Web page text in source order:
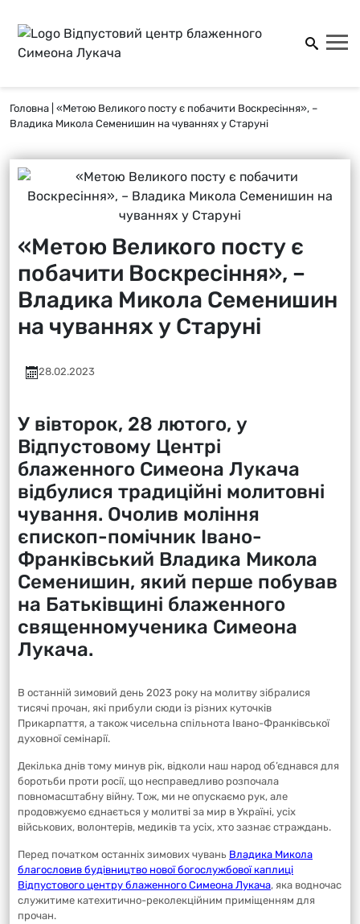
Головна «Метою Великого посту є побачити Воскресіння», –
Владика Микола Семенишин на чуваннях у Старуні
«Метою Великого посту є
побачити Воскресіння», –
Владика Микола Семенишин
на чуваннях у Старуні
28.02.2023
У вівторок, 28 лютого, у
Відпустовому Центрі
блаженного Симеона Лукача
відбулися традиційні молитовні
чування. Очолив моління
єпископ-помічник Івано-
Франківський Владика Микола
Семенишин, який перше побував
на Батьківщині блаженного
священномученика Симеона
Лукача.
В останній зимовий день 2023 року на молитву зібралися
тисячі прочан, які прибули сюди із різних куточків
Прикарпаття, а також чисельна спільнота Івано-Франківської
духовної семінарії.
Декілька днів тому минув рік, відколи наш народ об’єднався для
боротьби проти росії, що несправедливо розпочала
повномасштабну війну. Тож, ми не опускаємо рук, але
продовжуємо єднається у молитві за мир в Україні, усіх
військових, волонтерів, медиків та усіх, хто зазнає страждань.
Перед початком останніх зимових чувань Владика Микола
благословив будівництво нової богослужбової каплиці
Відпустового центру блаженного Симеона Лукача, яка водночас
служитиме катехитично-реколекційним приміщенням для
прочан.